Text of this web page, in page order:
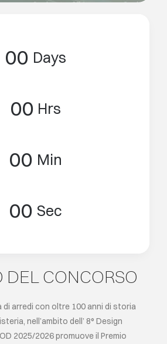
00 Days
00 Hrs
00 Min
00 Sec
DEL CONCORSO
di arredi con oltre 100 anni di storia
nell’ambito dell’ 8° Design
2025/2026 promuove il Premio